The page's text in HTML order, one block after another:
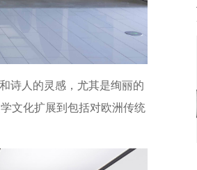
诗人的灵感，尤其是绚丽的
文化扩展到包括对欧洲传统